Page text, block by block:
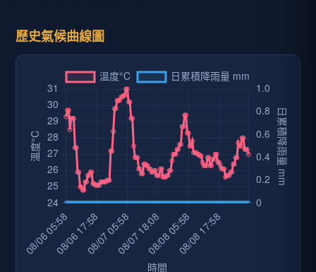
歷史氣候曲線圖